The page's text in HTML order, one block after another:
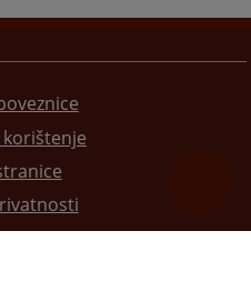
korištenje